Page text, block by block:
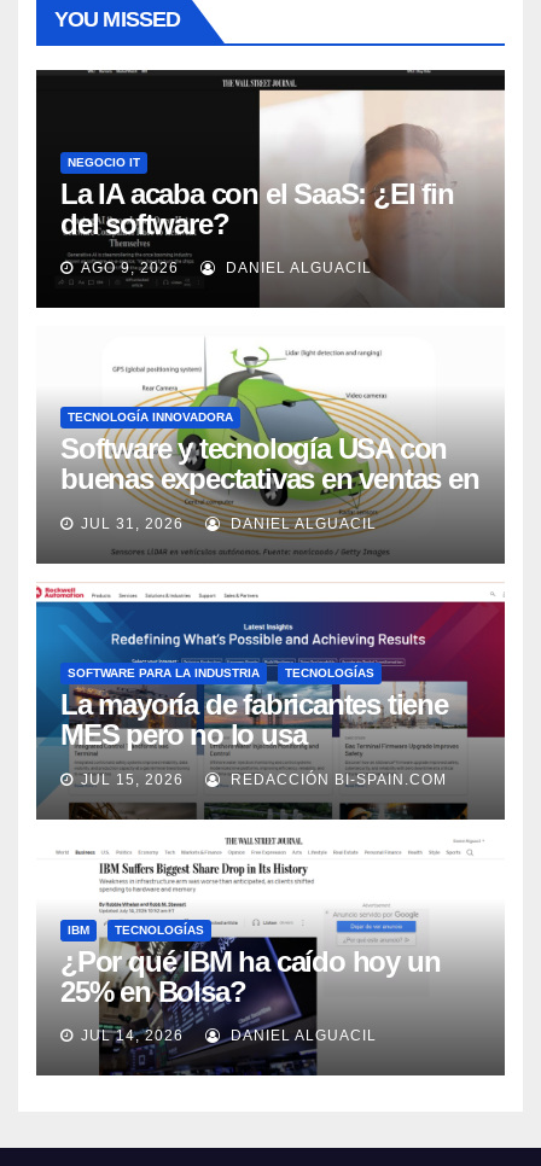
YOU MISSED
NEGOCIO IT
La IA acaba con el SaaS: ¿El fin
del software?
AGO 9, 2026 DANIEL ALGUACIL
TECNOLOGÍA INNOVADORA
Software y tecnología USA con
buenas expectativas en ventas en
los próximos 2 años, según
Market Watch
JUL 31, 2026 DANIEL ALGUACIL
SOFTWARE PARA LA INDUSTRIA TECNOLOGÍAS
La mayoría de fabricantes tiene
MES pero no lo usa
adecuadamente, según Rockwell
Automation
JUL 15, 2026 REDACCIÓN BI-SPAIN.COM
IBM TECNOLOGÍAS
¿Por qué IBM ha caído hoy un
25% en Bolsa?
JUL 14, 2026 DANIEL ALGUACIL